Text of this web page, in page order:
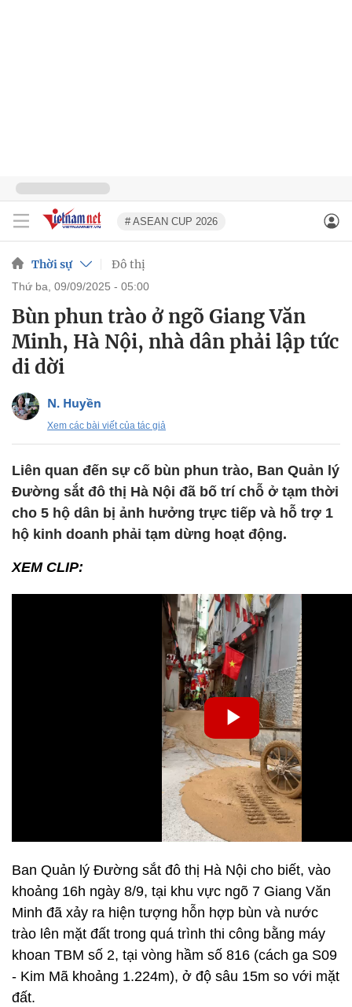
# ASEAN CUP 2026
Thời sự Đô thị
thứ ba, 09/09/2025 - 05:00
Bùn phun trào ở ngõ Giang Văn
Minh, Hà Nội, nhà dân phải lập tức
di dời
N. Huyền
Xem các bài viết của tác giả
Liên quan đến sự cố bùn phun trào, Ban Quản lý
Đường sắt đô thị Hà Nội đã bố trí chỗ ở tạm thời
cho 5 hộ dân bị ảnh hưởng trực tiếp và hỗ trợ 1
hộ kinh doanh phải tạm dừng hoạt động.
XEM CLIP:
Ban Quản lý Đường sắt đô thị Hà Nội cho biết, vào
khoảng 16h ngày 8/9, tại khu vực ngõ 7 Giang Văn
Minh đã xảy ra hiện tượng hỗn hợp bùn và nước
trào lên mặt đất trong quá trình thi công bằng máy
khoan TBM số 2, tại vòng hầm số 816 (cách ga S09
- Kim Mã khoảng 1.224m), ở độ sâu 15m so với mặt
đất.